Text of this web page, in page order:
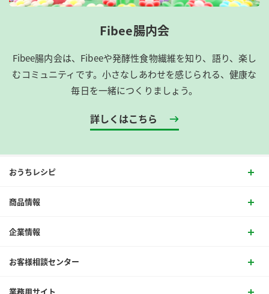
Fibee腸内会
Fibee腸内会は、​Fibeeや発酵性食物繊維を知り、語り、楽し
むコミュニティです。​小さなしあわせを感じられる、健康な
毎日を一緒につくりましょう。
詳しくはこちら
おうちレシピ
商品情報
企業情報
お客様相談センター
業務用サイト